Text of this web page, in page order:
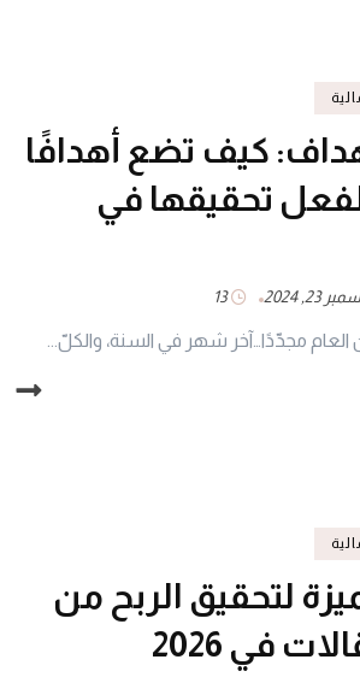
كيف تضع أهدافًا
تحقيقها في
23, 2024
13
مجدّدًا…آخر شهر في السنة، والكلّ...
لتحقيق الربح من
في 2026